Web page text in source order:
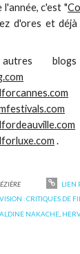
l'année, c'est "
d'ores et
autres
.
LIEN
: CRITIQUES DE
NAKACHE